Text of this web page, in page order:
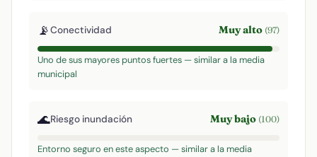
📡Conectividad Muy alto (97)
Uno de sus mayores puntos fuertes — similar a la media
municipal
🌊Riesgo inundación Muy bajo (100)
Entorno seguro en este aspecto — similar a la media